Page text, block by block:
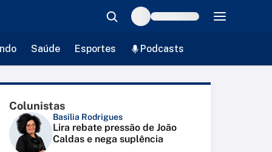
Saúde Esportes Podcasts
Colunistas
Basília Rodrigues
Lira rebate pressão de João
Caldas e nega suplência